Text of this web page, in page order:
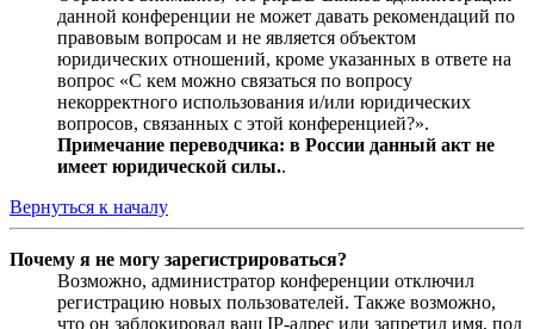
данной конференции не может давать рекомендаций по
правовым вопросам и не является объектом
юридических отношений, кроме указанных в ответе на
вопрос «С кем можно связаться по вопросу
некорректного использования и/или юридических
вопросов, связанных с этой конференцией?».
Примечание переводчика: в России данный акт не
имеет юридической силы..
Вернуться к началу
Почему я не могу зарегистрироваться?
Возможно, администратор конференции отключил
регистрацию новых пользователей. Также возможно,
что он заблокировал ваш IP-адрес или запретил имя, под